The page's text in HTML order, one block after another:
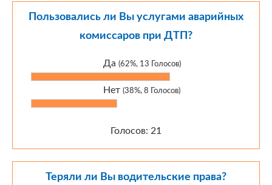
Пользовались ли Вы услугами аварийных
комиссаров при ДТП?
Да (62%, 13 Голосов)
Нет (38%, 8 Голосов)
Голосов: 21
Теряли ли Вы водительские права?